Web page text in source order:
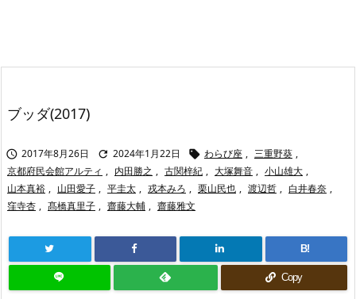
ブッダ(2017)
 2017年8月26日  2024年1月22日  わらび座 , 三重野葵 ,
京都府民会館アルティ , 内田勝之 , 古関梓紀 , 大塚舞音 , 小山雄大 ,
山本真裕 , 山田愛子 , 平圭太 , 戎本みろ , 栗山民也 , 渡辺哲 , 白井春奈 ,
窪寺杏 , 髙橋真里子 , 齋藤大輔 , 齋藤雅文
B!
Copy